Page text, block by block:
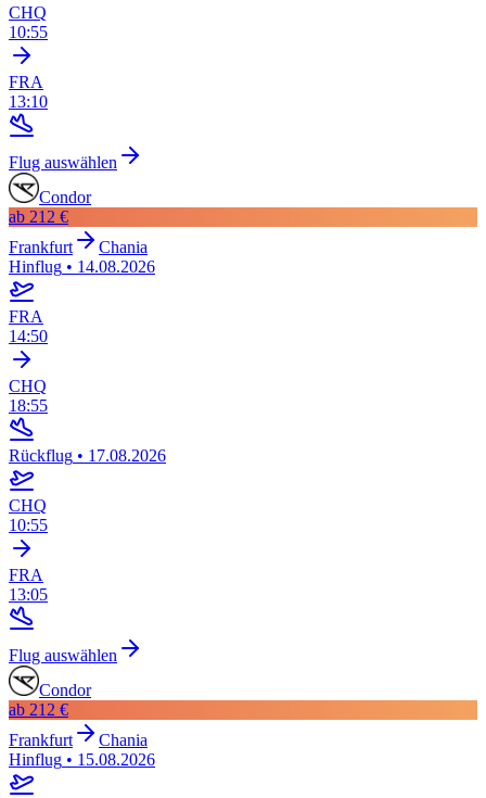
CHQ
10:55
FRA
13:10
Flug auswählen
Condor
ab 212 €
Frankfurt
Chania
Hinflug • 14.08.2026
FRA
14:50
CHQ
18:55
Rückflug • 17.08.2026
CHQ
10:55
FRA
13:05
Flug auswählen
Condor
ab 212 €
Frankfurt
Chania
Hinflug • 15.08.2026